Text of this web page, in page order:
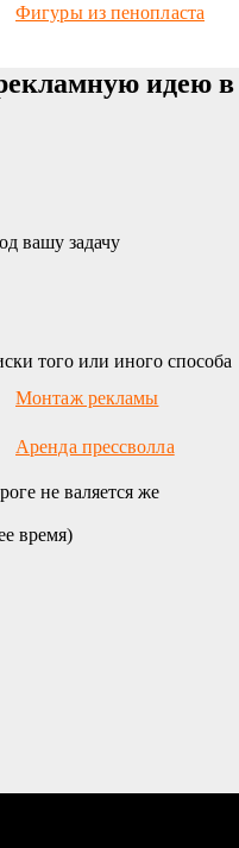
Фигуры из пенопласта
Монтаж рекламы
Аренда прессволла
идею
вашу задачу
того или иного способа
не валяется же
время)